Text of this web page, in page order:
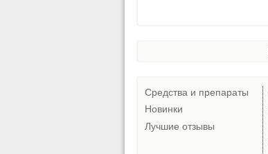
Средства и препараты
Новинки
Лучшие отзывы